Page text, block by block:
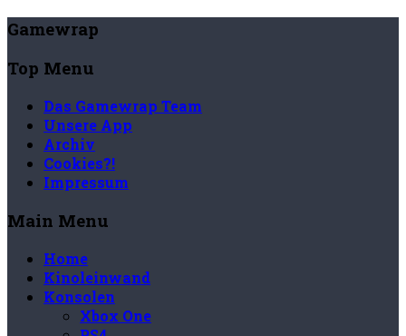
Gamewrap
Top Menu
Das Gamewrap Team
Unsere App
Archiv
Cookies?!
Impressum
Main Menu
Home
Kinoleinwand
Konsolen
Xbox One